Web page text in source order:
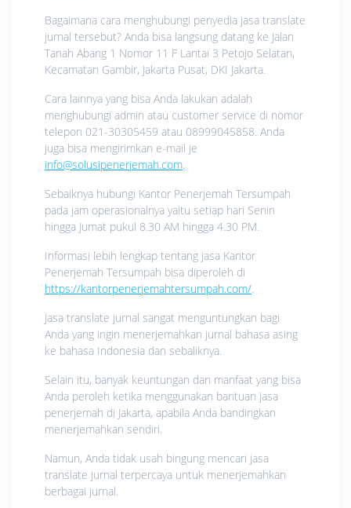
Bagaimana cara menghubungi penyedia jasa translate
jurnal tersebut? Anda bisa langsung datang ke Jalan
Tanah Abang 1 Nomor 11 F Lantai 3 Petojo Selatan,
Kecamatan Gambir, Jakarta Pusat, DKI Jakarta.
Cara lainnya yang bisa Anda lakukan adalah
menghubungi admin atau customer service di nomor
telepon 021-30305459 atau 08999045858. Anda
juga bisa mengirimkan e-mail je
info@solusipenerjemah.com.
Sebaiknya hubungi Kantor Penerjemah Tersumpah
pada jam operasionalnya yaitu setiap hari Senin
hingga Jumat pukul 8.30 AM hingga 4.30 PM.
Informasi lebih lengkap tentang jasa Kantor
Penerjemah Tersumpah bisa diperoleh di
https://kantorpenerjemahtersumpah.com/.
Jasa translate jurnal sangat menguntungkan bagi
Anda yang ingin menerjemahkan jurnal bahasa asing
ke bahasa Indonesia dan sebaliknya.
Selain itu, banyak keuntungan dan manfaat yang bisa
Anda peroleh ketika menggunakan bantuan jasa
penerjemah di Jakarta, apabila Anda bandingkan
menerjemahkan sendiri.
Namun, Anda tidak usah bingung mencari jasa
translate jurnal terpercaya untuk menerjemahkan
berbagai jurnal.